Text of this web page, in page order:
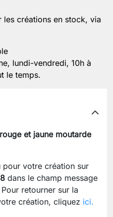
les créations en stock, via
lundi-vendredi, 10h à
le temps.
et jaune moutarde
pour votre création sur
dans le champ message
retourner sur la
création, cliquez ici.